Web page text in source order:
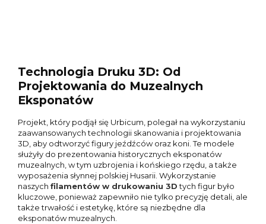
Technologia Druku 3D: Od
Projektowania do Muzealnych
Eksponatów
Projekt, który podjął się Urbicum, polegał na wykorzystaniu
zaawansowanych technologii skanowania i projektowania
3D, aby odtworzyć figury jeźdźców oraz koni. Te modele
służyły do prezentowania historycznych eksponatów
muzealnych, w tym uzbrojenia i końskiego rzędu, a także
wyposażenia słynnej polskiej Husarii. Wykorzystanie
naszych filamentów w drukowaniu 3Dtych figur było
kluczowe, ponieważ zapewniło nie tylko precyzję detali, ale
także trwałość i estetykę, które są niezbędne dla
eksponatów muzealnych.